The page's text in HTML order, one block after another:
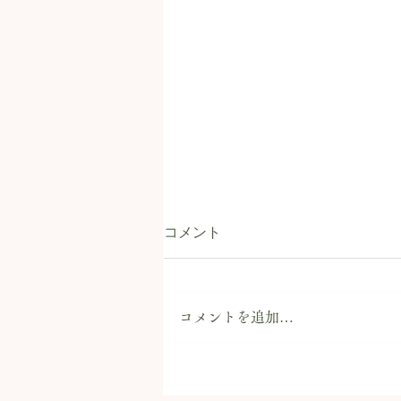
コメント
コメントを追加…